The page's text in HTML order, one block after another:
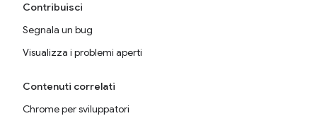
Contribuisci
Segnala un bug
Visualizza i problemi aperti
Contenuti correlati
Chrome per sviluppatori